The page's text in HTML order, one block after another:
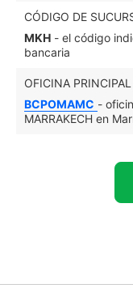
CÓDIGO DE
MKH - el código
bancaria
OFICINA PRINCIPAL
BCPOMAMC -
MARRAKECH en